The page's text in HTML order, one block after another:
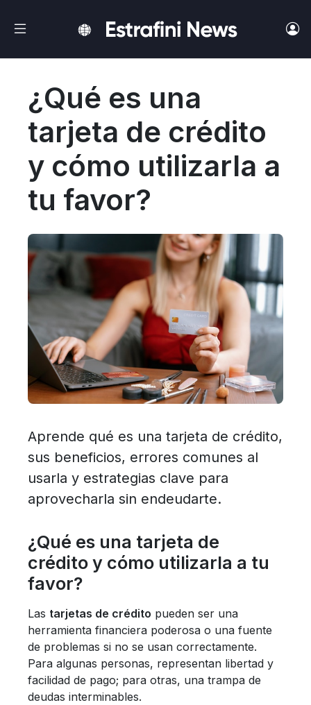
¿Qué es una
tarjeta de crédito
y cómo utilizarla a
tu favor?
Aprende qué es una tarjeta de crédito,
sus beneficios, errores comunes al
usarla y estrategias clave para
aprovecharla sin endeudarte.
¿Qué es una tarjeta de
crédito y cómo utilizarla a tu
favor?
Las tarjetas de crédito pueden ser una
herramienta financiera poderosa o una fuente
de problemas si no se usan correctamente.
Para algunas personas, representan libertad y
facilidad de pago; para otras, una trampa de
deudas interminables.